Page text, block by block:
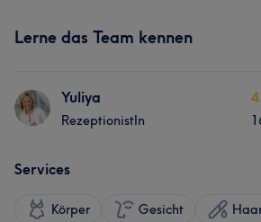
Lerne das Team kennen
Yuliya
RezeptionistIn
Services
Körper Gesicht